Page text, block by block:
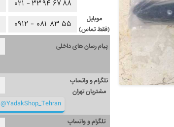
۰۲۱ -۳۳۹۴ ۶۷۸۸
موبایل
(فقط تماس)
۰۹۱۲ - ۰۸۱ ۸۳ ۵۵
پیام رسان های داخلی
تلگرام و واتساپ
مشتریان تهران
@YadakShop_Tehran
تلگرام و واتساپ